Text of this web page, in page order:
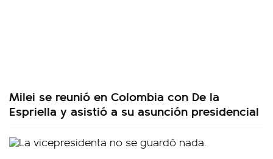
Milei se reunió en Colombia con De la
Espriella y asistió a su asunción presidencial